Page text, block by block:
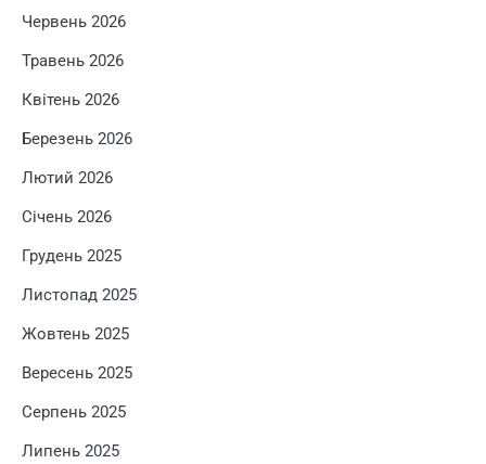
Червень 2026
Травень 2026
Квітень 2026
Березень 2026
Лютий 2026
Січень 2026
Грудень 2025
Листопад 2025
Жовтень 2025
Вересень 2025
Серпень 2025
Липень 2025